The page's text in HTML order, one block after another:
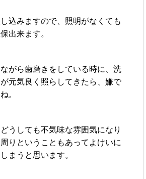
込みますので、照明がなくても
出来ます。
がら歯磨きをしている時に、洗
元気良く照らしてきたら、嫌で
。
うしても不気味な雰囲気になり
りということもあってよけいに
まうと思います。